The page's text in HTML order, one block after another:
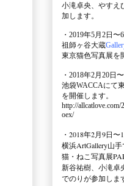
小滝卓央、やすえ
加します。
・2019年5月2日〜
祖師ヶ谷大蔵
東京猫色写真展を
・2018年2月20日
池袋WACCAにて
を開催します。
http://allcatlove.com/
oex/
・2018年2月9日〜
横浜ArtGallery山手
猫・ねこ写真展
新谷祐樹、小滝卓
でのりが参加しま